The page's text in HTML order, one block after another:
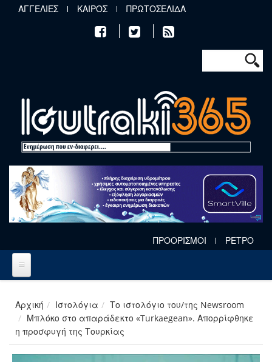
Παράκαμψη προς το κυρίως περιεχόμενο
ΑΓΓΕΛΙΕΣ ΚΑΙΡΟΣ ΠΡΩΤΟΣΕΛΙΔΑ
Φόρμα
Αναζήτηση
ΠΡΟΟΡΙΣΜΟΙ ΡΕΤΡΟ
Αρχική Ιστολόγια
Το ιστολόγιο του/της Newsroom
Μπλόκο στο απαράδεκτο «Turkaegean». Απορρίφθηκε
η προσφυγή της Τουρκίας